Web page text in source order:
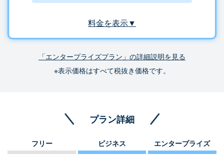
料金を表示▼
「エンタープライズプラン」の詳細説明を見る
※表示価格はすべて税抜き価格です。
プラン詳細
フリー ビジネス エンタープライズ